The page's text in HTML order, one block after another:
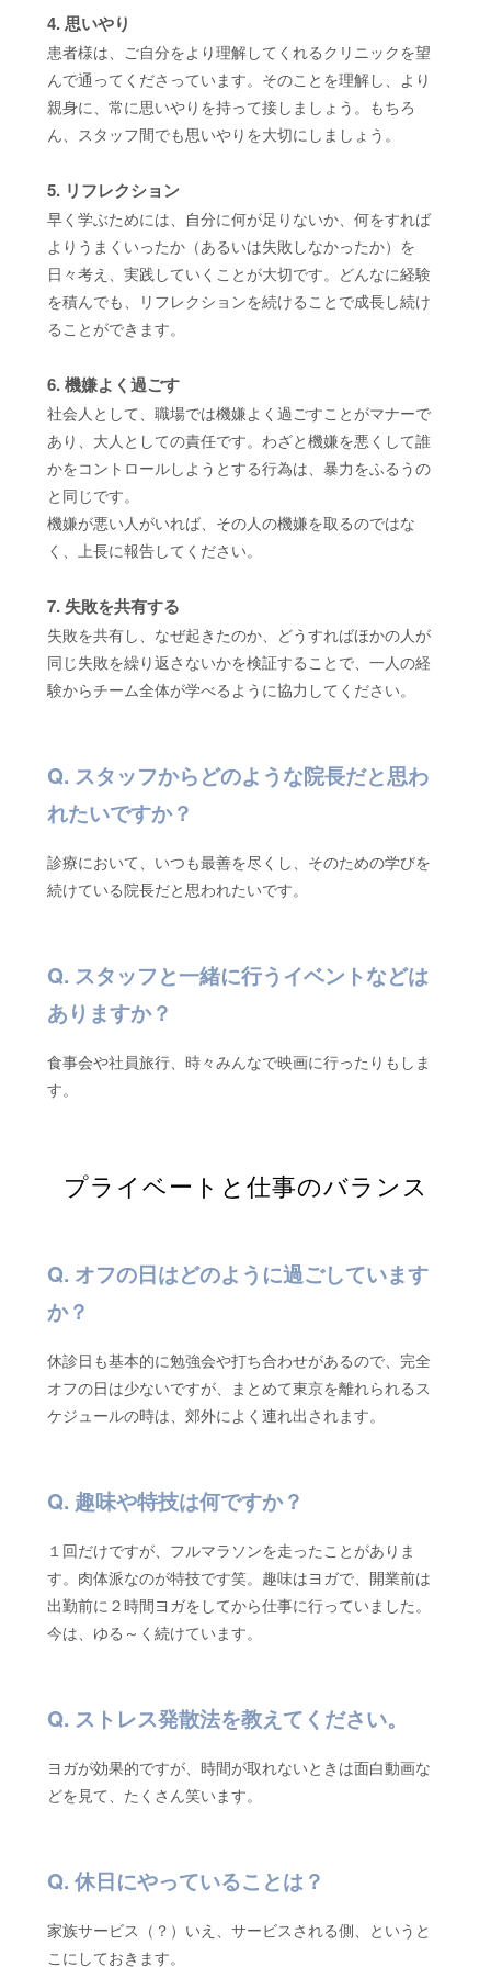
4. 思いやり
患者様は、ご自分をより理解してくれるクリニックを望
んで通ってくださっています。そのことを理解し、より
親身に、常に思いやりを持って接しましょう。もちろ
ん、スタッフ間でも思いやりを大切にしましょう。
5. リフレクション
早く学ぶためには、自分に何が足りないか、何をすれば
よりうまくいったか（あるいは失敗しなかったか）を
日々考え、実践していくことが大切です。どんなに経験
を積んでも、リフレクションを続けることで成長し続け
ることができます。
6. 機嫌よく過ごす
社会人として、職場では機嫌よく過ごすことがマナーで
あり、大人としての責任です。わざと機嫌を悪くして誰
かをコントロールしようとする行為は、暴力をふるうの
と同じです。
機嫌が悪い人がいれば、その人の機嫌を取るのではな
く、上長に報告してください。
7. 失敗を共有する
失敗を共有し、なぜ起きたのか、どうすればほかの人が
同じ失敗を繰り返さないかを検証することで、一人の経
験からチーム全体が学べるように協力してください。
スタッフからどのような院長だと思わ
れたいですか？
診療において、いつも最善を尽くし、そのための学びを
続けている院長だと思われたいです。
スタッフと一緒に行うイベントなどは
ありますか？
食事会や社員旅行、時々みんなで映画に行ったりもしま
す。
プライベートと仕事のバランス
オフの日はどのように過ごしています
か？
休診日も基本的に勉強会や打ち合わせがあるので、完全
オフの日は少ないですが、まとめて東京を離れられるス
ケジュールの時は、郊外によく連れ出されます。
趣味や特技は何ですか？
１回だけですが、フルマラソンを走ったことがありま
す。肉体派なのが特技です笑。趣味はヨガで、開業前は
出勤前に２時間ヨガをしてから仕事に行っていました。
今は、ゆる～く続けています。
ストレス発散法を教えてください。
ヨガが効果的ですが、時間が取れないときは面白動画な
どを見て、たくさん笑います。
休日にやっていることは？
家族サービス（？）いえ、サービスされる側、というと
こにしておきます。